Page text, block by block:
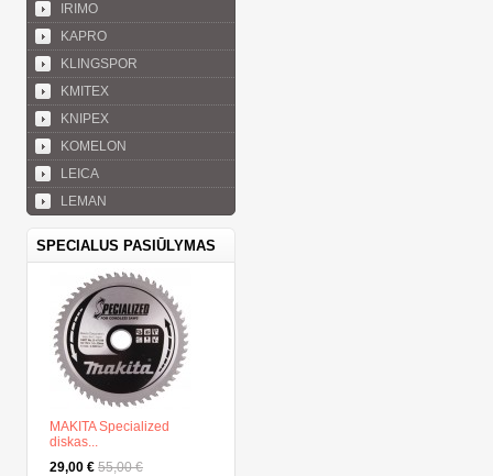
IRIMO
KAPRO
KLINGSPOR
KMITEX
KNIPEX
KOMELON
LEICA
LEMAN
SPECIALUS PASIŪLYMAS
MAKITA Specialized
diskas...
29,00 € 55,00 €